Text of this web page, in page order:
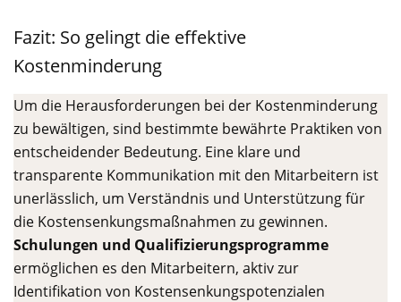
Fazit: So gelingt die effektive
Kostenminderung
Um die Herausforderungen bei der Kostenminderung
zu bewältigen, sind bestimmte bewährte Praktiken von
entscheidender Bedeutung. Eine klare und
transparente Kommunikation mit den Mitarbeitern ist
unerlässlich, um Verständnis und Unterstützung für
die Kostensenkungsmaßnahmen zu gewinnen.
Schulungen und Qualifizierungsprogramme
ermöglichen es den Mitarbeitern, aktiv zur
Identifikation von Kostensenkungspotenzialen